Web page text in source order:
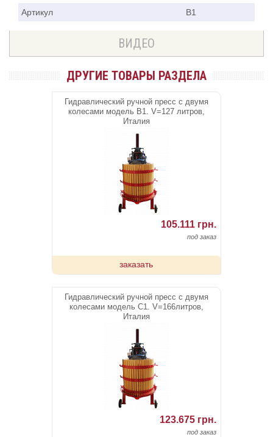
Артикул B1
ВИДЕО
ДРУГИЕ ТОВАРЫ РАЗДЕЛА
Гидравлический ручной пресс с двумя
колесами модель B1. V=127 литров,
Италия
105.111 грн.
под заказ
заказать
Гидравлический ручной пресс с двумя
колесами модель C1. V=166литров,
Италия
123.675 грн.
под заказ